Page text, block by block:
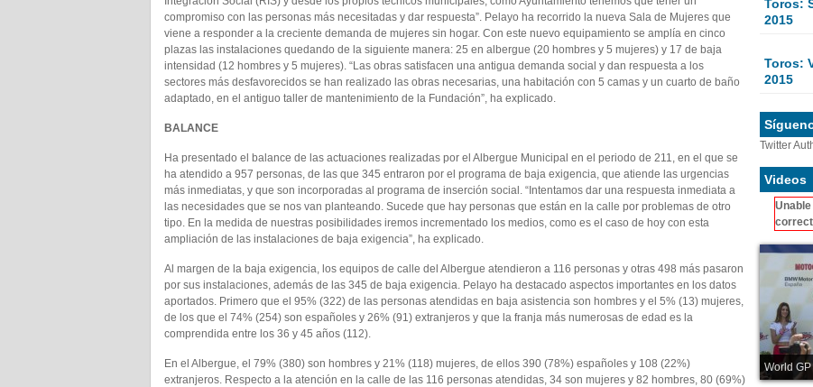
compromiso con las personas más necesitadas y dar respuesta”. Pelayo ha recorrido la nueva Sala de Mujeres que
viene a responder a la creciente demanda de mujeres sin hogar. Con este nuevo equipamiento se amplía en cinco
plazas las instalaciones quedando de la siguiente manera: 25 en albergue (20 hombres y 5 mujeres) y 17 de baja
intensidad (12 hombres y 5 mujeres). “Las obras satisfacen una antigua demanda social y dan respuesta a los
sectores más desfavorecidos se han realizado las obras necesarias, una habitación con 5 camas y un cuarto de baño
adaptado, en el antiguo taller de mantenimiento de la Fundación”, ha explicado.
BALANCE
Ha presentado el balance de las actuaciones realizadas por el Albergue Municipal en el periodo de 211, en el que se
ha atendido a 957 personas, de las que 345 entraron por el programa de baja exigencia, que atiende las urgencias
más inmediatas, y que son incorporadas al programa de inserción social. “Intentamos dar una respuesta inmediata a
las necesidades que se nos van planteando. Sucede que hay personas que están en la calle por problemas de otro
tipo. En la medida de nuestras posibilidades iremos incrementado los medios, como es el caso de hoy con esta
ampliación de las instalaciones de baja exigencia”, ha explicado.
Al margen de la baja exigencia, los equipos de calle del Albergue atendieron a 116 personas y otras 498 más pasaron
por sus instalaciones, además de las 345 de baja exigencia. Pelayo ha destacado aspectos importantes en los datos
aportados. Primero que el 95% (322) de las personas atendidas en baja asistencia son hombres y el 5% (13) mujeres,
de los que el 74% (254) son españoles y 26% (91) extranjeros y que la franja más numerosas de edad es la
comprendida entre los 36 y 45 años (112).
En el Albergue, el 79% (380) son hombres y 21% (118) mujeres, de ellos 390 (78%) españoles y 108 (22%)
extranjeros. Respecto a la atención en la calle de las 116 personas atendidas, 34 son mujeres y 82 hombres, 80 (69%)
Toros:
2015
Toros:
2015
Twitter
Videos
World